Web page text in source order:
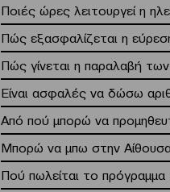
Ποιές ώρες λειτουργεί η
Πώς εξασφαλίζεται η
Πώς γίνεται η παραλαβή των
Είναι ασφαλές να δώσω
Από πού μπορώ να
Μπορώ να μπω στην
Πού πωλείται το